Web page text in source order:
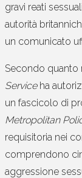
gravi reati
autorità
un comunicato
Secondo quanto
Serviceha
un fascicolo di
Metropolitan
requisitoria nei
comprendono
aggressione